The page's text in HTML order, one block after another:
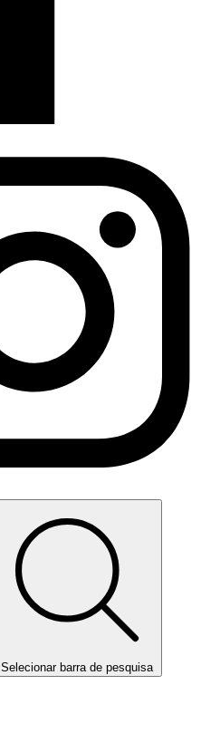
Selecionar barra de pesquisa